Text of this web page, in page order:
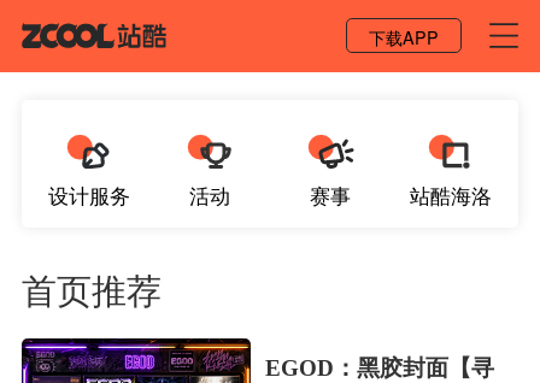
下载APP
设计服务 活动 赛事 站酷海洛
首页推荐
EGOD：黑胶封面【寻